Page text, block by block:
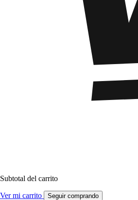
Subtotal del carrito
Ver mi carrito Seguir comprando